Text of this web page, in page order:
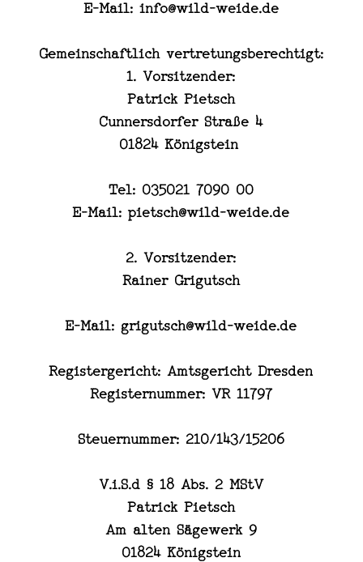
E-Mail: info@wild-weide.de
Gemeinschaftlich vertretungsberechtigt:
1. Vorsitzender:
Patrick Pietsch
Cunnersdorfer Straße 4
01824 Königstein
Tel: 035021 7090 00
E-Mail: pietsch@wild-weide.de
2. Vorsitzender:
Rainer Grigutsch
E-Mail: grigutsch@wild-weide.de
Registergericht: Amtsgericht Dresden
Registernummer: VR 11797
Steuernummer: 210/143/15206
V.i.S.d § 18 Abs. 2 MStV
Patrick Pietsch
Am alten Sägewerk 9
01824 Königstein